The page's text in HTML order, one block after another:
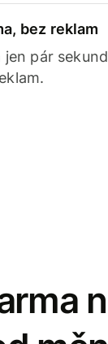
bez reklam
pár